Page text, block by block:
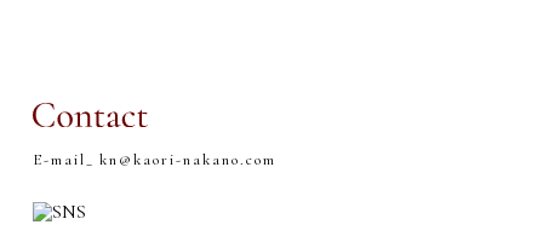
E-mail_kn@kaori-nakano.com